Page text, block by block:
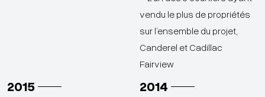
vendu le plus de propriétés
sur l’ensemble du projet,
Canderel et Cadillac
Fairview
2015 2014